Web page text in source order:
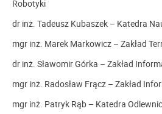
Robotyki
dr inż. Tadeusz Kubaszek – Katedra
mgr inż. Marek Markowicz – Zakład
dr inż. Sławomir Górka – Zakład
mgr inż. Radosław Frącz – Zakład
mgr inż. Patryk Rąb – Katedra